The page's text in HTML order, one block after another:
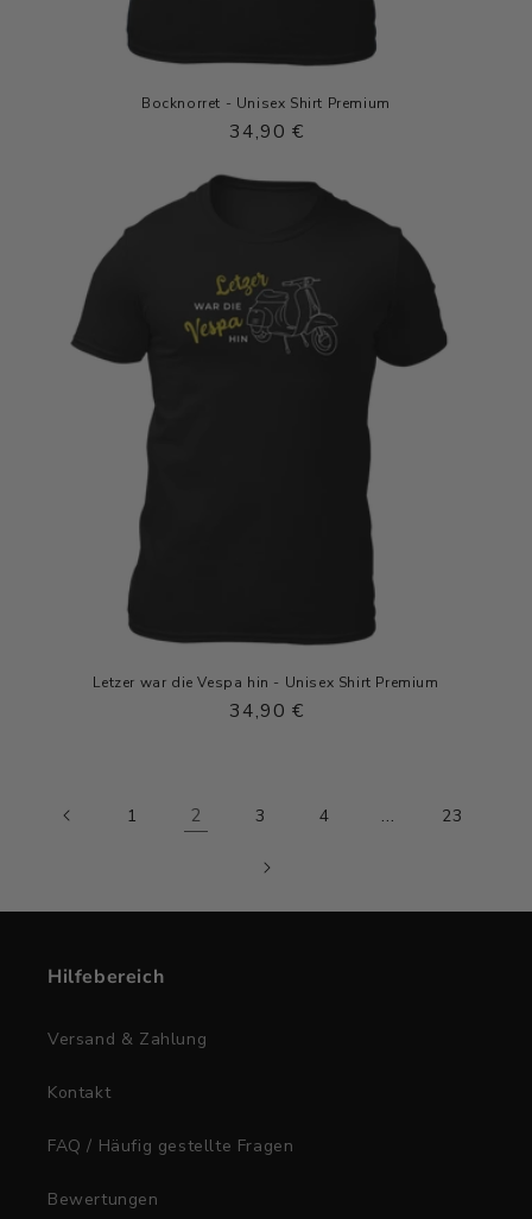
Bocknorret - Unisex Shirt Premium
Normaler
34,90 €
Letzer war die Vespa hin - Unisex Shirt Premium
Normaler
34,90 €
1 2 3 4 … 23
Hilfebereich
Versand & Zahlung
Kontakt
FAQ / Häufig gestellte Fragen
Bewertungen